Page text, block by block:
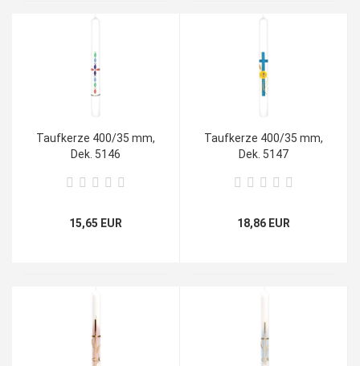
Taufkerze 400/35 mm,
Dek. 5146
15,65 EUR
Taufkerze 400/35 mm,
Dek. 5147
18,86 EUR